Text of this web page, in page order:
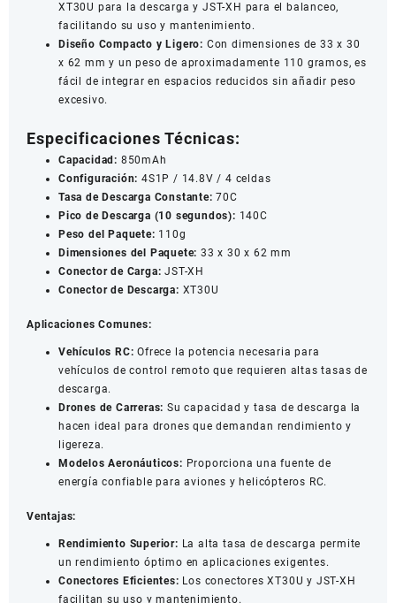
XT30U para la descarga y JST-XH para el balanceo,
facilitando su uso y mantenimiento.
Diseño Compacto y Ligero: Con dimensiones de 33 x 30
x 62 mm y un peso de aproximadamente 110 gramos, es
fácil de integrar en espacios reducidos sin añadir peso
excesivo.
Especificaciones Técnicas:
Capacidad: 850mAh
Configuración: 4S1P / 14.8V / 4 celdas
Tasa de Descarga Constante: 70C
Pico de Descarga (10 segundos): 140C
Peso del Paquete: 110g
Dimensiones del Paquete: 33 x 30 x 62 mm
Conector de Carga: JST-XH
Conector de Descarga: XT30U
Aplicaciones Comunes:
Vehículos RC: Ofrece la potencia necesaria para
vehículos de control remoto que requieren altas tasas de
descarga.
Drones de Carreras: Su capacidad y tasa de descarga la
hacen ideal para drones que demandan rendimiento y
ligereza.
Modelos Aeronáuticos: Proporciona una fuente de
energía confiable para aviones y helicópteros RC.
Ventajas:
Rendimiento Superior: La alta tasa de descarga permite
un rendimiento óptimo en aplicaciones exigentes.
Conectores Eficientes: Los conectores XT30U y JST-XH
facilitan su uso y mantenimiento.